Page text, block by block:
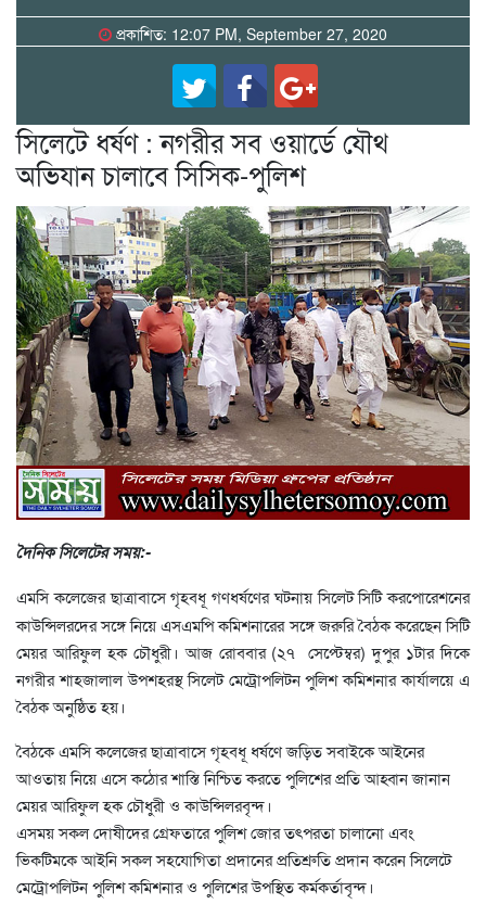
প্রকাশিত: 12:07 PM, September 27, 2020
সিলেটে ধর্ষণ : নগরীর সব ওয়ার্ডে যৌথ
অভিযান চালাবে সিসিক-পুলিশ
দৈনিক সিলেটের সময়:-
এমসি কলেজের ছাত্রাবাসে গৃহবধূ গণধর্ষণের ঘটনায় সিলেট সিটি করপোরেশনের
কাউন্সিলরদের সঙ্গে নিয়ে এসএমপি কমিশনারের সঙ্গে জরুরি বৈঠক করেছেন সিটি
মেয়র আরিফুল হক চৌধুরী। আজ রোববার (২৭ সেপ্টেম্বর) দুপুর ১টার দিকে
নগরীর শাহজালাল উপশহরস্থ সিলেট মেট্রোপলিটন পুলিশ কমিশনার কার্যালয়ে এ
বৈঠক অনুষ্ঠিত হয়।
বৈঠকে এমসি কলেজের ছাত্রাবাসে গৃহবধূ ধর্ষণে জড়িত সবাইকে আইনের
আওতায় নিয়ে এসে কঠোর শাস্তি নিশ্চিত করতে পুলিশের প্রতি আহ্বান জানান
মেয়র আরিফুল হক চৌধুরী ও কাউন্সিলরবৃন্দ।
এসময় সকল দোষীদের গ্রেফতারে পুলিশ জোর তৎপরতা চালানো এবং
ভিকটিমকে আইনি সকল সহযোগিতা প্রদানের প্রতিশ্রুতি প্রদান করেন সিলেটে
মেট্রোপলিটন পুলিশ কমিশনার ও পুলিশের উপস্থিত কর্মকর্তাবৃন্দ।